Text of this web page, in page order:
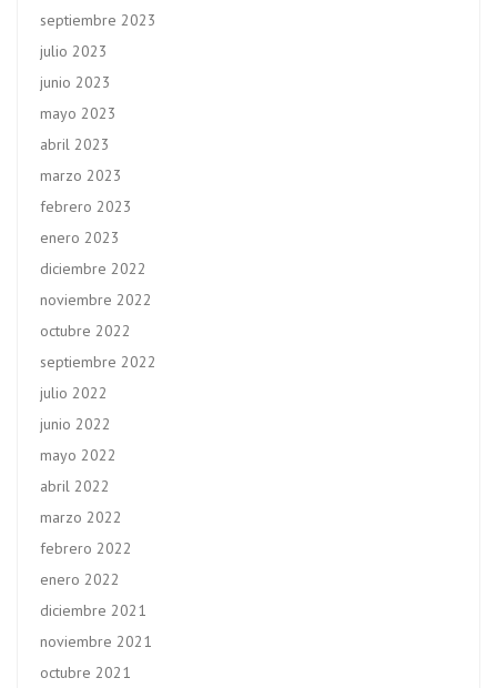
septiembre 2023
julio 2023
junio 2023
mayo 2023
abril 2023
marzo 2023
febrero 2023
enero 2023
diciembre 2022
noviembre 2022
octubre 2022
septiembre 2022
julio 2022
junio 2022
mayo 2022
abril 2022
marzo 2022
febrero 2022
enero 2022
diciembre 2021
noviembre 2021
octubre 2021